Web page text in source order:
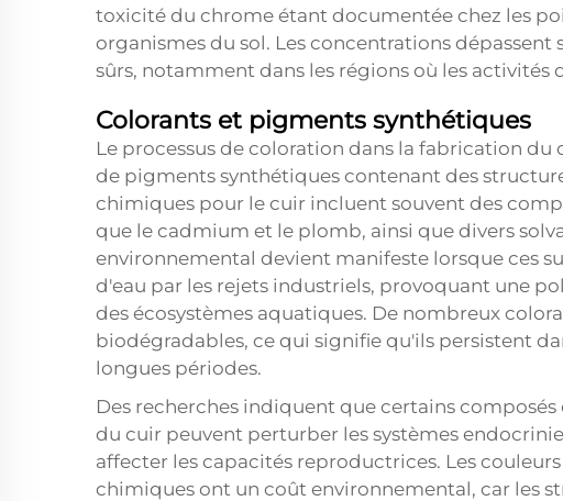
toxicité du chrome étant documentée chez les
organismes du sol. Les concentrations
sûrs, notamment dans les régions où les
Colorants et pigments synthétiques
Le processus de coloration dans la fabrication
de pigments synthétiques contenant des
chimiques pour le cuir incluent souvent des
que le cadmium et le plomb, ainsi que divers
environnemental devient manifeste lorsque ces
d'eau par les rejets industriels, provoquant une
des écosystèmes aquatiques. De nombreux
biodégradables, ce qui signifie qu'ils persistent
longues périodes.
Des recherches indiquent que certains
du cuir peuvent perturber les systèmes
affecter les capacités reproductrices. Les
chimiques ont un coût environnemental, car les